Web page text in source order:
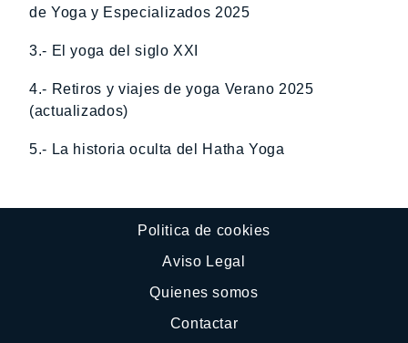
de Yoga y Especializados 2025
3.- El yoga del siglo XXI
4.- Retiros y viajes de yoga Verano 2025
(actualizados)
5.- La historia oculta del Hatha Yoga
Politica de cookies
Aviso Legal
Quienes somos
Contactar